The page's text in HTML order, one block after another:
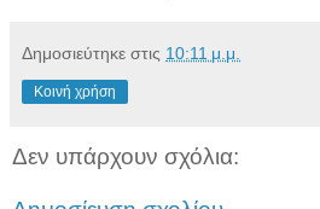
Δημοσιεύτηκε στις 10:11 μ.μ.
Κοινή χρήση
Δεν υπάρχουν σχόλια: